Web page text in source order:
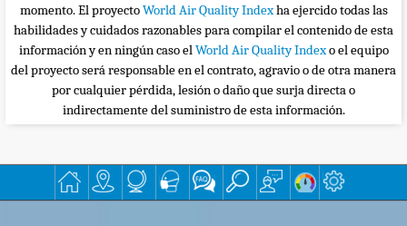
momento. El proyectoWorld Air Quality Indexha ejercido todas las
habilidades y cuidados razonables para compilar el contenido de esta
información y en ningún caso elWorld Air Quality Indexo el equipo
del proyecto será responsable en el contrato, agravio o de otra manera
por cualquier pérdida, lesión o daño que surja directa o
indirectamente del suministro de esta información.